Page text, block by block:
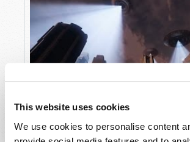
This website uses cookies
We use cookies to personalise content
Du cinéma à la réalité